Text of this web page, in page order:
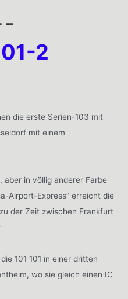
–
2
die erste Serien-103 mit
mit einem
aber in völlig anderer Farbe
Airport-Express” erreicht die
der Zeit zwischen Frankfurt
101 101 in einer dritten
wo sie gleich einen IC